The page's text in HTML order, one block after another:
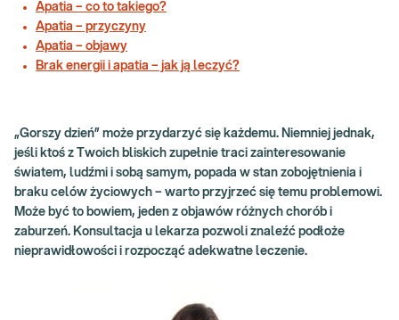
Apatia – co to takiego?
Apatia – przyczyny
Apatia – objawy
Brak energii i apatia – jak ją leczyć?
„Gorszy dzień” może przydarzyć się każdemu. Niemniej jednak,
jeśli ktoś z Twoich bliskich zupełnie traci zainteresowanie
światem, ludźmi i sobą samym, popada w stan zobojętnienia i
braku celów życiowych – warto przyjrzeć się temu problemowi.
Może być to bowiem, jeden z objawów różnych chorób i
zaburzeń. Konsultacja u lekarza pozwoli znaleźć podłoże
nieprawidłowości i rozpocząć adekwatne leczenie.